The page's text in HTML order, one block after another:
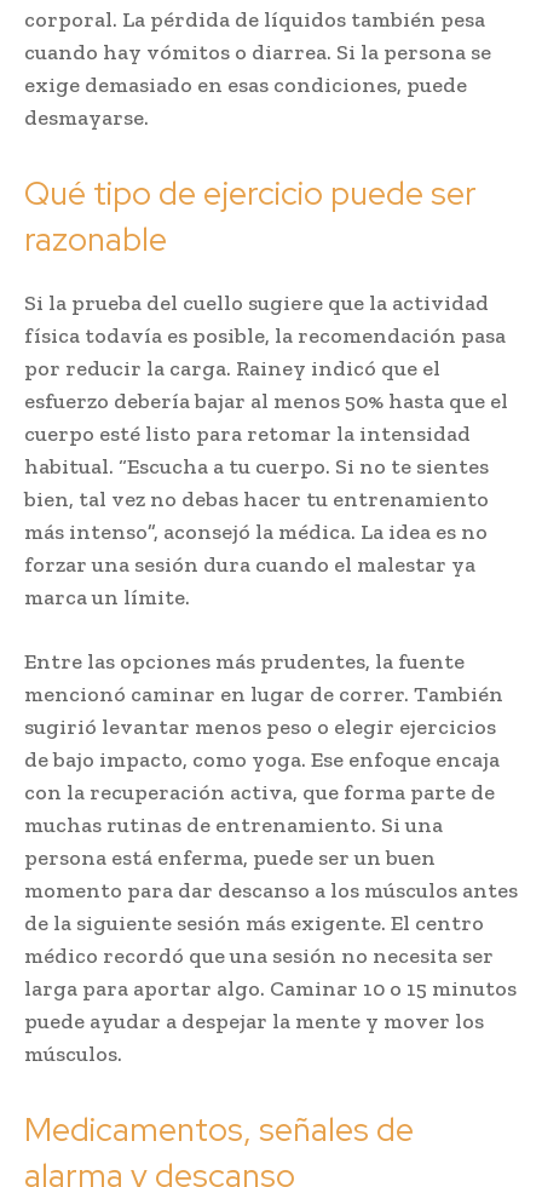
corporal. La pérdida de líquidos también pesa
cuando hay vómitos o diarrea. Si la persona se
exige demasiado en esas condiciones, puede
desmayarse.
Qué tipo de ejercicio puede ser
razonable
Si la prueba del cuello sugiere que la actividad
física todavía es posible, la recomendación pasa
por reducir la carga. Rainey indicó que el
esfuerzo debería bajar al menos 50% hasta que el
cuerpo esté listo para retomar la intensidad
habitual. “Escucha a tu cuerpo. Si no te sientes
bien, tal vez no debas hacer tu entrenamiento
más intenso”, aconsejó la médica. La idea es no
forzar una sesión dura cuando el malestar ya
marca un límite.
Entre las opciones más prudentes, la fuente
mencionó caminar en lugar de correr. También
sugirió levantar menos peso o elegir ejercicios
de bajo impacto, como yoga. Ese enfoque encaja
con la recuperación activa, que forma parte de
muchas rutinas de entrenamiento. Si una
persona está enferma, puede ser un buen
momento para dar descanso a los músculos antes
de la siguiente sesión más exigente. El centro
médico recordó que una sesión no necesita ser
larga para aportar algo. Caminar 10 o 15 minutos
puede ayudar a despejar la mente y mover los
músculos.
Medicamentos, señales de
alarma y descanso